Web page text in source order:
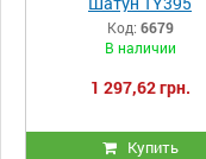
Код: 6679
В наличии
1 297,62 грн.
Купить